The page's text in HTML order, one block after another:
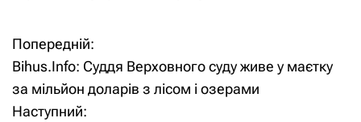
Н
а
Попередній:
Bihus.Info: Суддя Верховного суду живе у маєтку
за мільйон доларів з лісом і озерами
Наступний: